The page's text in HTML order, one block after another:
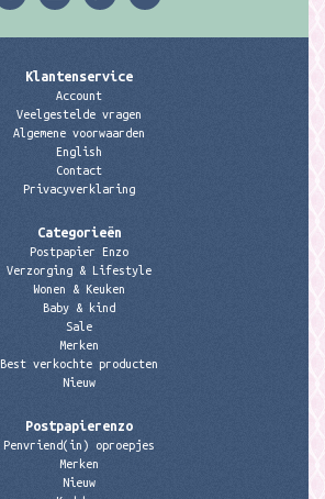
Klantenservice
Account
Veelgestelde vragen
Algemene voorwaarden
English
Contact
Privacyverklaring
Categorieën
Postpapier Enzo
Verzorging & Lifestyle
Wonen & Keuken
Baby & kind
Sale
Merken
Best verkochte producten
Nieuw
Postpapierenzo
Penvriend(in) oproepjes
Merken
Nieuw